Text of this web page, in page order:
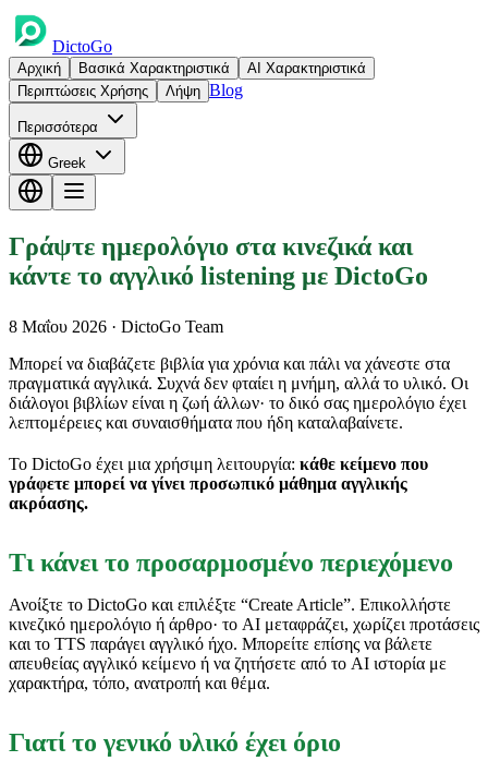
DictoGo
Αρχική Βασικά Χαρακτηριστικά
AI Χαρακτηριστικά
Περιπτώσεις Χρήσης
Λήψη Blog
Περισσότερα
Greek
Γράψτε ημερολόγιο στα κινεζικά και
κάντε το αγγλικό listening με DictoGo
8 Μαΐου 2026 · DictoGo Team
Μπορεί να διαβάζετε βιβλία για χρόνια και πάλι να χάνεστε στα
πραγματικά αγγλικά. Συχνά δεν φταίει η μνήμη, αλλά το υλικό. Οι
διάλογοι βιβλίων είναι η ζωή άλλων· το δικό σας ημερολόγιο έχει
λεπτομέρειες και συναισθήματα που ήδη καταλαβαίνετε.
Το DictoGo έχει μια χρήσιμη λειτουργία: κάθε κείμενο που
γράφετε μπορεί να γίνει προσωπικό μάθημα αγγλικής
ακρόασης.
Τι κάνει το προσαρμοσμένο περιεχόμενο
Ανοίξτε το DictoGo και επιλέξτε “Create Article”. Επικολλήστε
κινεζικό ημερολόγιο ή άρθρο· το AI μεταφράζει, χωρίζει προτάσεις
και το TTS παράγει αγγλικό ήχο. Μπορείτε επίσης να βάλετε
απευθείας αγγλικό κείμενο ή να ζητήσετε από το AI ιστορία με
χαρακτήρα, τόπο, ανατροπή και θέμα.
Γιατί το γενικό υλικό έχει όριο